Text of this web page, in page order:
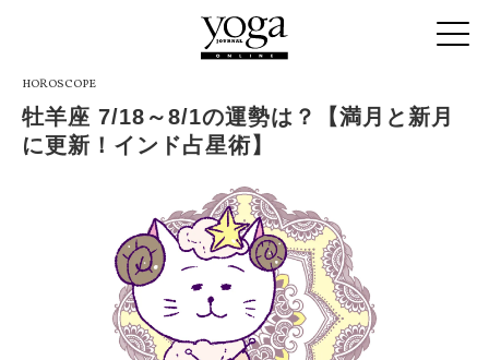
HOROSCOPE
牡羊座 7/18～8/1の運勢は？【満月と新月
に更新！インド占星術】